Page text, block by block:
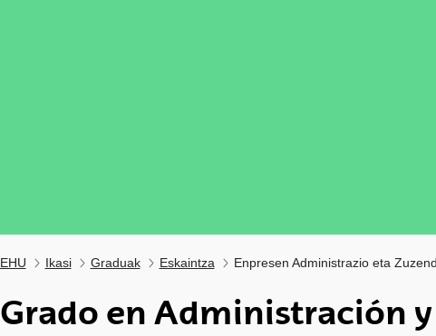
EHU Ikasi Graduak Eskaintza Enpresen Administrazio eta
Grado en Administración